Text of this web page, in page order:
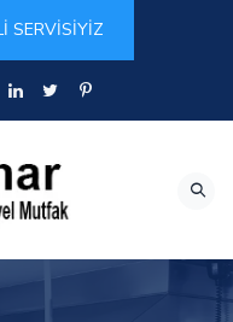
SERVİSİYİZ